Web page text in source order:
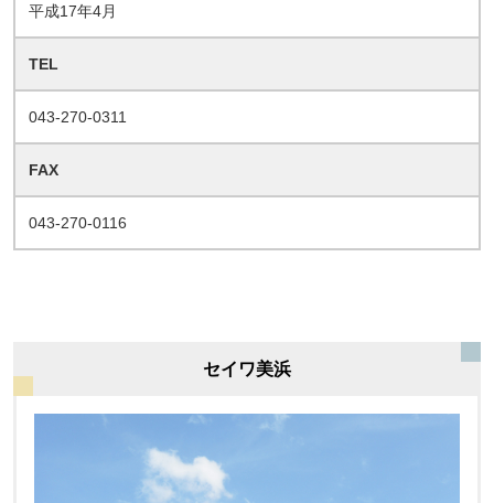
平成17年4月
TEL
043-270-0311
FAX
043-270-0116
セイワ美浜